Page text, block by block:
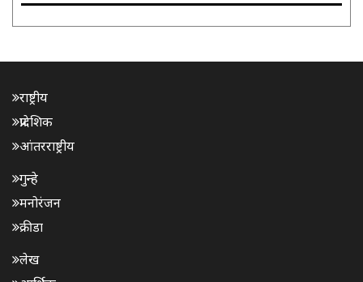
राष्ट्रीय
प्रादेशिक
आंतरराष्ट्रीय
गुन्हे
मनोरंजन
क्रीडा
लेख